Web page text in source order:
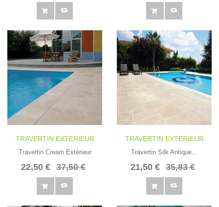
TRAVERTIN EXTERIEUR
Travertin Cream Extérieur
22,50 € 37,50 €
TRAVERTIN EXTERIEUR
Travertin Silk Antique...
21,50 € 35,83 €